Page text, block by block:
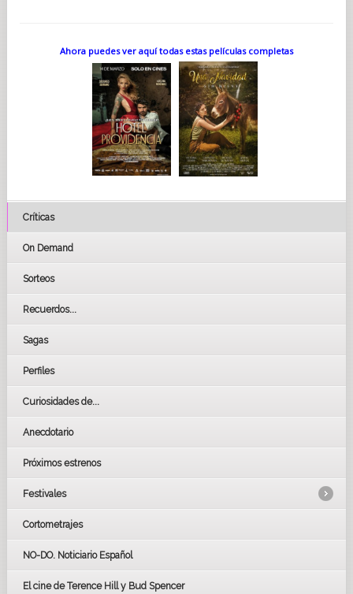
Ahora puedes ver aquí todas estas películas completas
Críticas
On Demand
Sorteos
Recuerdos...
Sagas
Perfiles
Curiosidades de...
Anecdotario
Próximos estrenos
Festivales
LOS OSCARS
GOYAS
BAFTA
Cortometrajes
NO-DO. Noticiario Español
El cine de Terence Hill y Bud Spencer